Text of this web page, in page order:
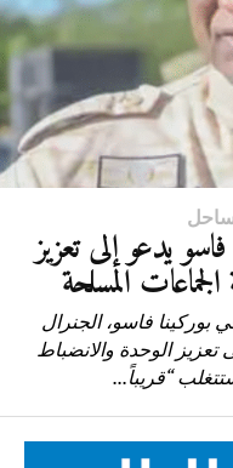
يدعو إلى تعزيز
المسلحة
فاسو، الجنرال
تعزيز الوحدة والانضباط
“قريباً...